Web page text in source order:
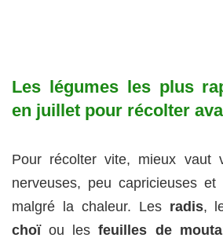
Les légumes les plus
en juillet pour récolter
Pour récolter vite, mieux vaut
nerveuses, peu capricieuses
malgré la chaleur. Les radis,
choïou lesfeuilles de